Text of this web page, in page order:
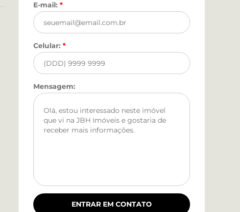
E-mail:*
Celular:*
Mensagem:
ENTRAR EM CONTATO